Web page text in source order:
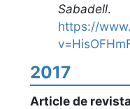
Sabadell.
https://
2017
Article de revista